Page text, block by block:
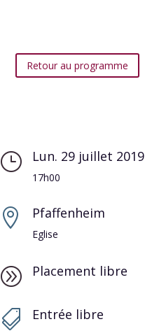
Retour au programme
} Lun. 29 juillet 2019
17h00
 Pfaffenheim
Eglise
A Placement libre
 Entrée libre